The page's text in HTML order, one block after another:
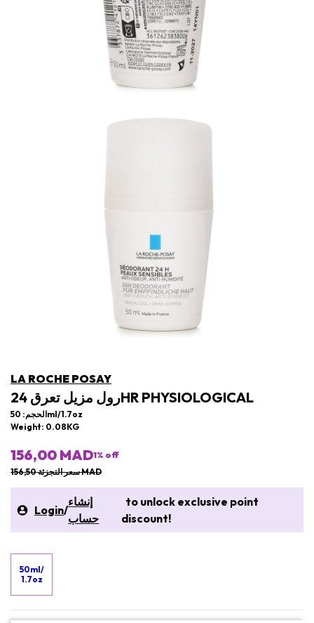
LA ROCHE POSAY
رول مزيل تعرق 24HR PHYSIOLOGICAL
الحجم: 50ml/1.7oz
Weight: 0.08KG
156,00 MAD1% off
سعر التجزئة 156,50 MAD
Login/
إنشاء
حساب
to unlock exclusive point
discount!
50ml/
1.7oz